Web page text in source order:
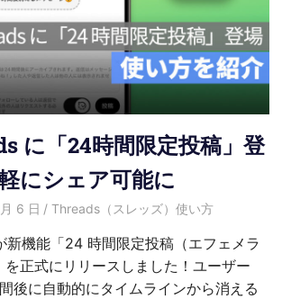
能
紹
介
に「24時間限定投稿」登
にシェア可能に
6 日 愛麗絲
Threads（スレッズ）使い方
新機能「24 時間限定投稿（エフェメラ
を正式にリリースしました！ユーザー
後に自動的にタイムラインから消える